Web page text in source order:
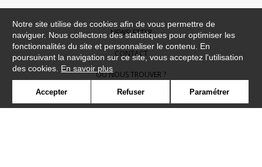
NEWSLETTER
CONTACT
OÙ NOUS TROUVER ?
CONTRACT
Notre site utilise des cookies afin de vous permettre de
naviguer. Nous collectons des statistiques pour optimiser les
fonctionnalités du site et personnaliser le contenu. En
poursuivant la navigation sur ce site, vous acceptez l'utilisation
des cookies. En savoir plus
Accepter Refuser Paramétrer